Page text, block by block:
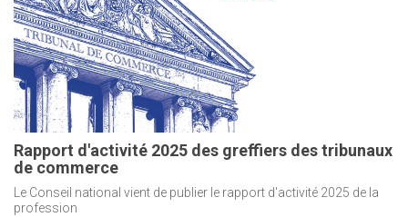
Rapport d'activité 2025 des greffiers des tribunaux
de commerce
Le Conseil national vient de publier le rapport d'activité 2025 de la
profession